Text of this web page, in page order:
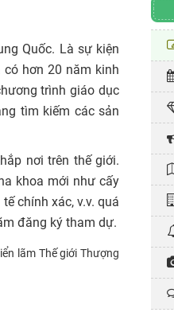
Quốc. Là sự kiện
hơn 20 năm kinh
trình giáo dục
tìm kiếm các sản
nơi trên thế giới.
khoa mới như cấy
chính xác, v.v. quá
đăng ký tham dự.
lãm Thế giới Thượng